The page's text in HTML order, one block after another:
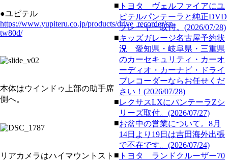
●ユピテル
https://www.yupiteru.co.jp/products/drive_recorder/sn-
tw80d/
本体はウインドゥ上部の助手席
側へ。
リアカメラはハイマウントスト
■ トヨタ ヴェルファイアにユ
ピテルパンテーラと純正DVD
プレーヤー取付。(2026/07/28)
■キッズガレージ名古屋予約状
況 愛知県・岐阜県・三重県
のカーセキュリティ・カーオ
ーディオ・カーナビ・ドライ
ブレコーダーならお任せくだ
さい！(2026/07/28)
■レクサスLXにパンテーラZシ
リーズ取付。(2026/07/27)
■お盆中の営業について。8月
14日より19日は吉田海外出張
で不在です。(2026/07/24)
■ トヨタ ランドクルーザー70